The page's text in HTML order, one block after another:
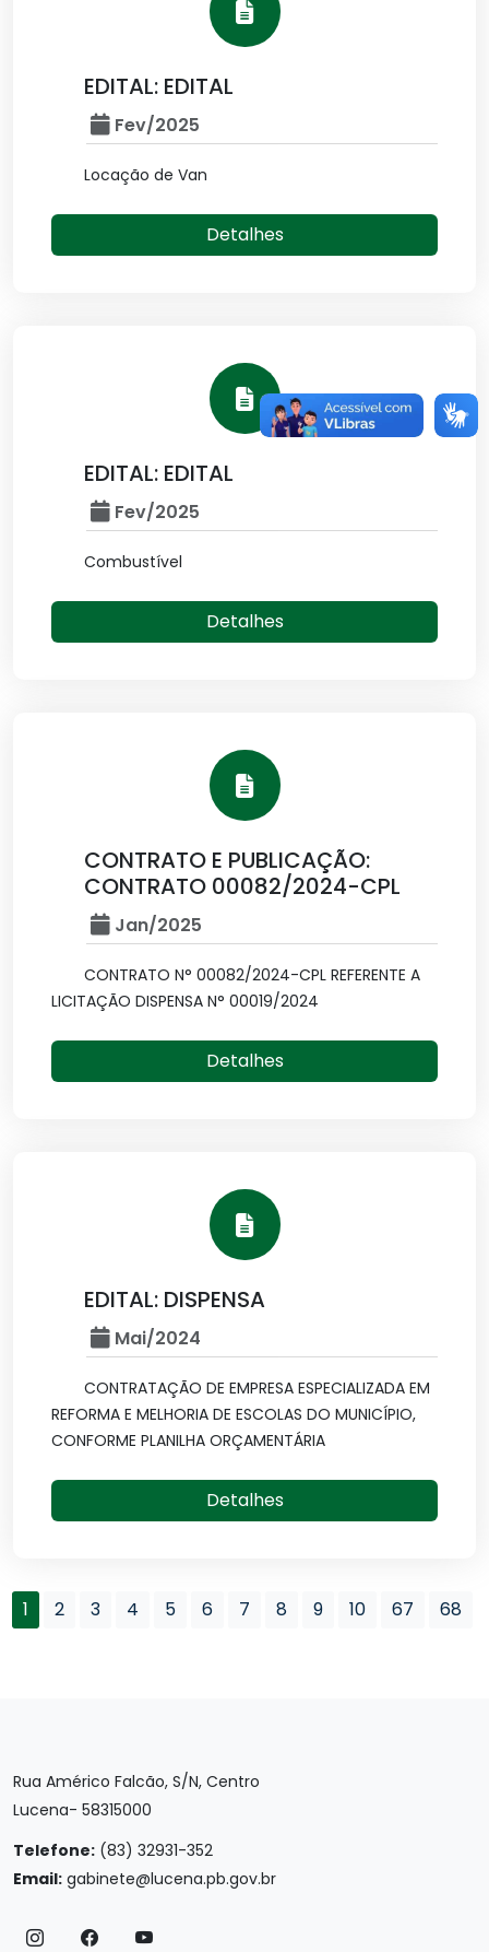
EDITAL: EDITAL
Fev/2025
Locação de Van
Detalhes
EDITAL: EDITAL
Fev/2025
Combustível
Detalhes
CONTRATO E PUBLICAÇÃO:
CONTRATO 00082/2024-CPL
Jan/2025
CONTRATO N° 00082/2024-CPL REFERENTE A
LICITAÇÃO DISPENSA N° 00019/2024
Detalhes
EDITAL: DISPENSA
Mai/2024
CONTRATAÇÃO DE EMPRESA ESPECIALIZADA EM
REFORMA E MELHORIA DE ESCOLAS DO MUNICÍPIO,
CONFORME PLANILHA ORÇAMENTÁRIA
Detalhes
1 2 3 4 5 6 7 8 9 10 67 68
Rua Américo Falcão, S/N, Centro
Lucena- 58315000
Telefone: (83) 32931-352
Email: gabinete@lucena.pb.gov.br